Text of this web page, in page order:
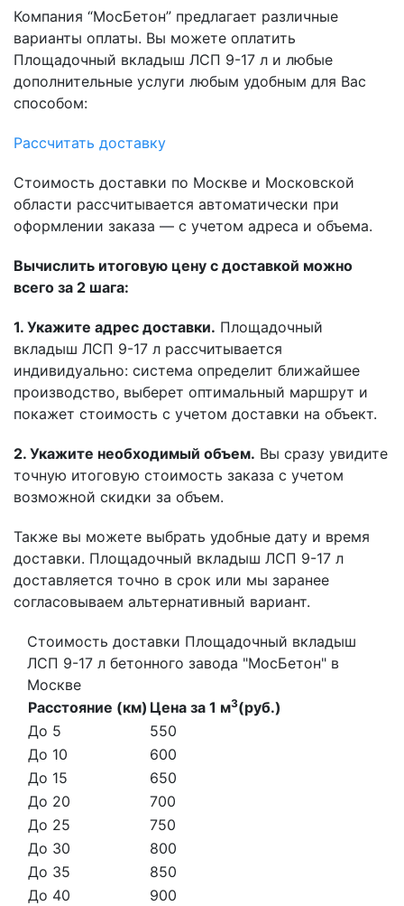
Компания “МосБетон” предлагает различные
варианты оплаты. Вы можете оплатить
Площадочный вкладыш ЛСП 9-17 л и любые
дополнительные услуги любым удобным для Вас
способом:
Рассчитать доставку
Стоимость доставки по Москве и Московской
области рассчитывается автоматически при
оформлении заказа — с учетом адреса и объема.
Вычислить итоговую цену с доставкой можно
всего за 2 шага:
1. Укажите адрес доставки. Площадочный
вкладыш ЛСП 9-17 л рассчитывается
индивидуально: система определит ближайшее
производство, выберет оптимальный маршрут и
покажет стоимость с учетом доставки на объект.
2. Укажите необходимый объем. Вы сразу увидите
точную итоговую стоимость заказа с учетом
возможной скидки за объем.
Также вы можете выбрать удобные дату и время
доставки. Площадочный вкладыш ЛСП 9-17 л
доставляется точно в срок или мы заранее
согласовываем альтернативный вариант.
Стоимость доставки Площадочный вкладыш
ЛСП 9-17 л бетонного завода "МосБетон" в
Москве
Расстояние (км) Цена за 1 м3(руб.)
До 5
550
До 10
600
До 15
650
До 20
700
До 25
750
До 30
800
До 35
850
До 40
900